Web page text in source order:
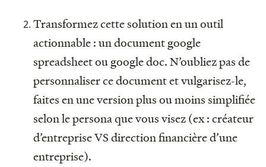
Transformez cette solution en un outil
actionnable : un document google
spreadsheet ou google doc. N’oubliez pas de
personnaliser ce document et vulgarisez-le,
faites en une version plus ou moins simplifiée
selon le persona que vous visez (ex : créateur
d’entreprise VS direction financière d’une
entreprise).